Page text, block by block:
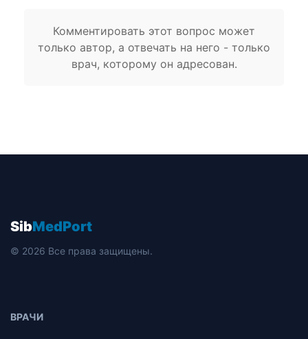
Комментировать этот вопрос может
только автор, а отвечать на него - только
врач, которому он адресован.
SibMedPort
© 2026 Все права защищены.
ВРАЧИ